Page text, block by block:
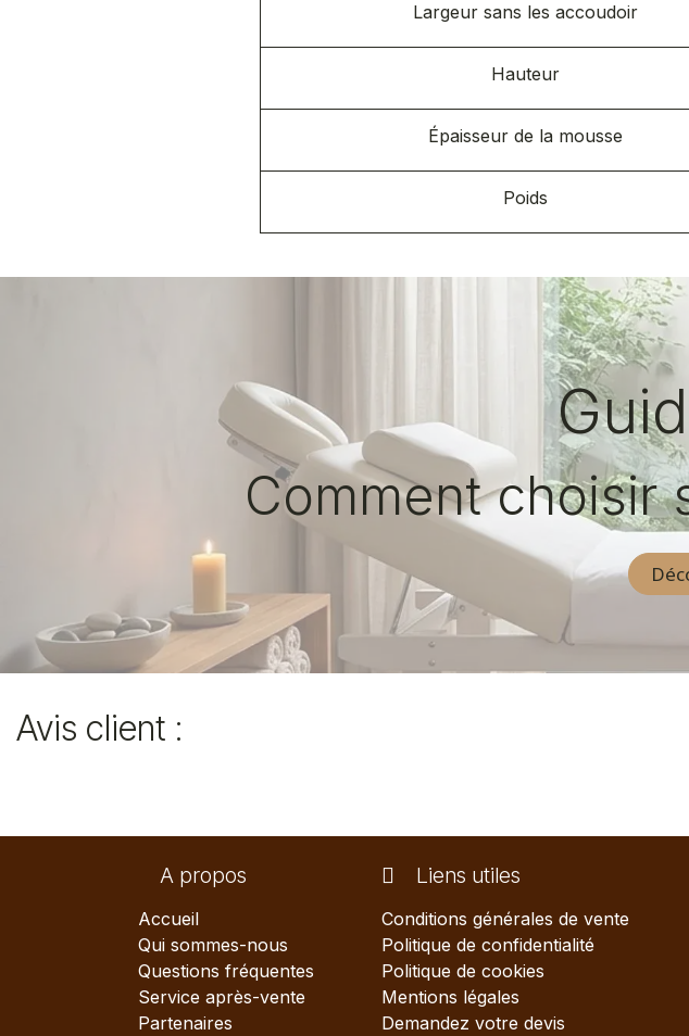
Largeur sans les accoudoir
Hauteur
Épaisseur de la mousse
Poids
Comment choisir
Avis client :
A propos
Accueil
Qui sommes-nous
Questions fréquentes
Service après-vente
Partenaires
Liens utiles
Conditions générales de vente
Politique de confidentialité
Politique de cookies
Mentions légales
Demandez votre devis